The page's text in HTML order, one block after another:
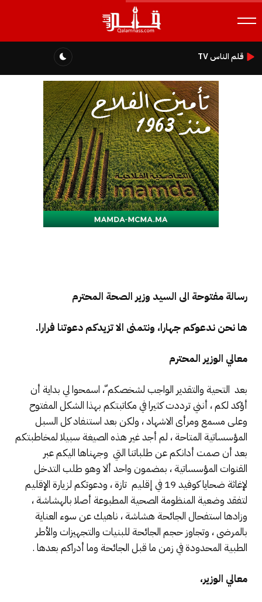
قلم الناس TV
رسالة مفتوحة الى السيد وزير الصحة المحترم
ها نحن ندعوكم جهارا، ونتمنى الا تزيدكم دعوتنا فرارا.
معالي الوزير المحترم
بعد التحية والتقدير الواجب لشخصكم ّ، اسمحوا لي بداية أن
أؤكد لكم ، أنني ترددت كثيرا في مكاتبتكم بهذا الشكل المفتوح
وعلى مسمع ومرأى الاشهاد ، ولكن بعد استنفاد كل السبل
المؤسساتية المتاحة ، لم أجد غير هذه الصيغة سبيلا لمخاطبتكم
بعد أن صمت أدانكم عن طلباتنا التي وجهناها اليكم عبر
القنوات المؤسساتية ، بمضمون واحد ألا وهو طلب التدخل
لإغاثة ضحايا كوفيد 19 في إقليم تازة ، ودعوتكم لزيارة الإقليم
لتفقد وضعية المنظومة الصحية المطبوعة أصلا بالهشاشة ،
وزادها استفحال الجائحة هشاشة ، ناهيك عن سوء العناية
بالمرضى ، وتجاوز حجم الجائحة للبنيات والتجهيزات والأطر
الطبية المحدودة في زمن ما قبل الجائحة وما أدراكم بعدها .
معالي الوزير،